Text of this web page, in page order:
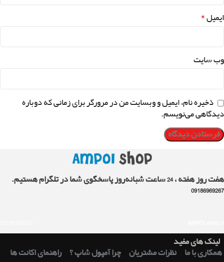
ایمیل*
وب‌ سایت
ذخیره نام، ایمیل و وبسایت من در مرورگر برای زمانی که دوباره
دیدگاهی می‌نویسم.
هفت روز هفته ، 24 ساعت شبانه‌روز پاسخگوی شما در تلگرام هستیم.
09186969267
لینک های مفید
همکاری با ما
نظرات مشتریان چرا آمپول شاپ ؟ راهنمای اکانت ها